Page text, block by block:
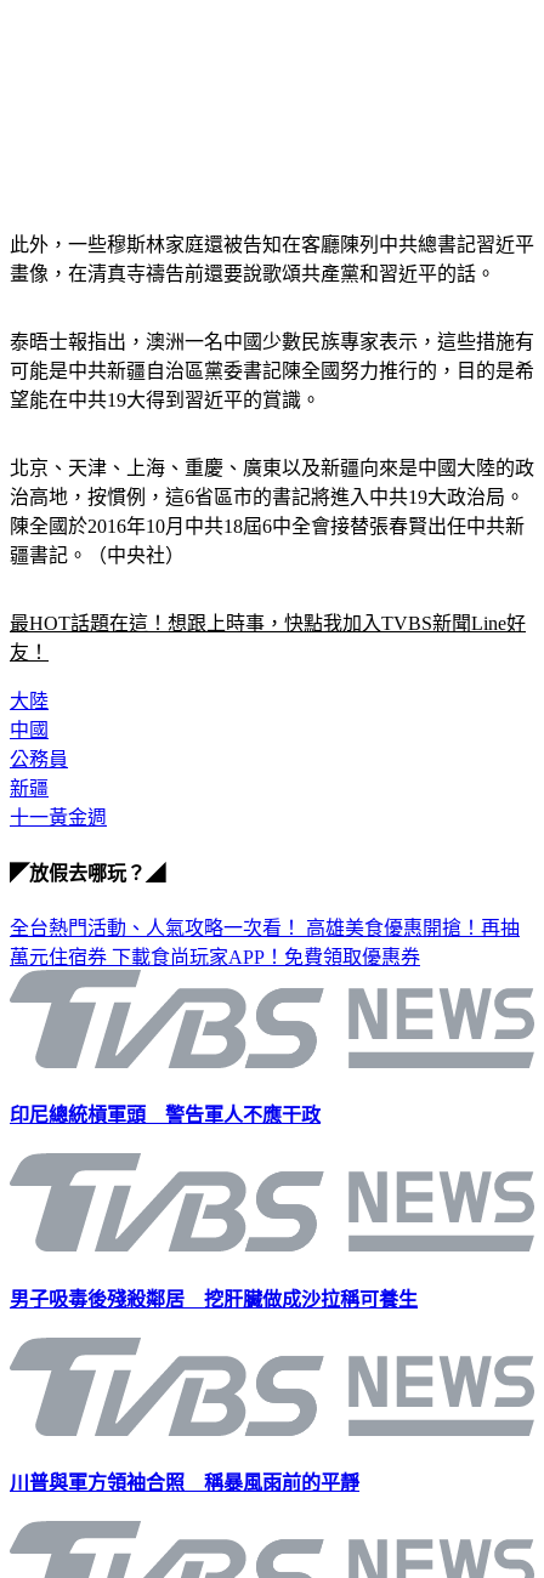
此外，一些穆斯林家庭還被告知在客廳陳列中共總書記習近平
泰晤士報指出，澳洲一名中國少數民族專家表示，這些措施有
可能是中共新疆自治區黨委書記陳全國努力推行的，目的是希
北京、天津、上海、重慶、廣東以及新疆向來是中國大陸的政
治高地，按慣例，這6省區市的書記將進入中共19大政治局。
陳全國於2016年10月中共18屆6中全會接替張春賢出任中共新
最HOT話題在這！想跟上時事，快點我加入TVBS新聞Line好
大陸
中國
公務員
新疆
全台熱門活動、人氣攻略一次看！高雄美食優惠開搶！再抽
萬元住宿券下載食尚玩家APP！免費領取優惠券